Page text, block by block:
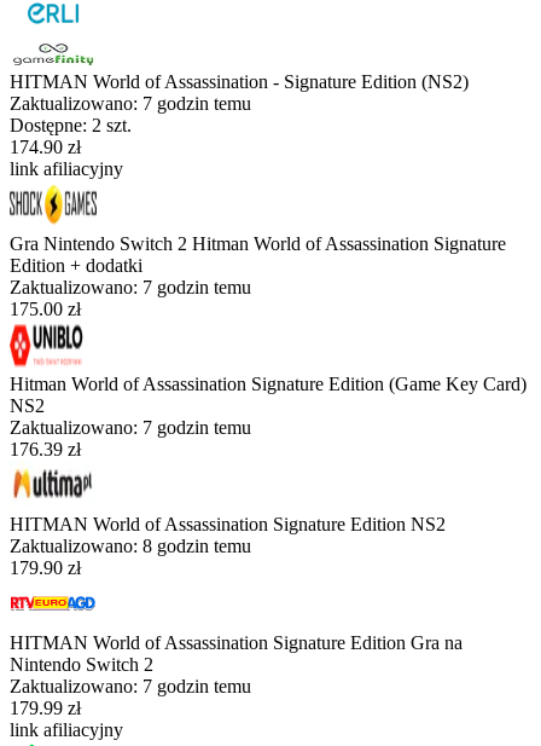
HITMAN World of Assassination - Signature Edition (NS2)
Zaktualizowano: 7 godzin temu
Dostępne: 2 szt.
174.90 zł
link afiliacyjny
Gra Nintendo Switch 2 Hitman World of Assassination Signature
Edition + dodatki
Zaktualizowano: 7 godzin temu
175.00 zł
Hitman World of Assassination Signature Edition (Game Key Card)
NS2
Zaktualizowano: 7 godzin temu
176.39 zł
HITMAN World of Assassination Signature Edition NS2
Zaktualizowano: 8 godzin temu
179.90 zł
HITMAN World of Assassination Signature Edition Gra na
Nintendo Switch 2
Zaktualizowano: 7 godzin temu
179.99 zł
link afiliacyjny